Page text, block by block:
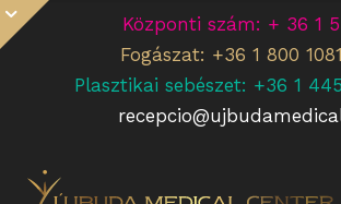
Központi szám: + 36 1
Fogászat: +36 1 800
Plasztikai sebészet: +36 1